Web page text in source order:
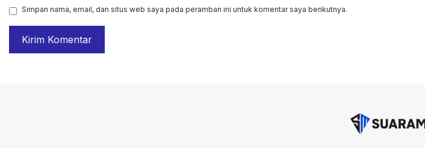
Simpan nama, email, dan situs web saya pada peramban ini untuk komentar saya berikutnya.